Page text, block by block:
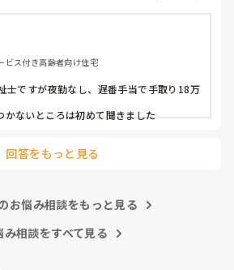
はありません。
ます。
んとか手取り
かです。
すが
業・残業手当ては
ています。
ればと思います。
ビス付き高齢者向け住宅
士ですが夜勤なし、遅番手当で手取り18万
かないところは初めて聞きました
回答をもっと見る
お悩み相談をもっと見る
み相談をすべて見る